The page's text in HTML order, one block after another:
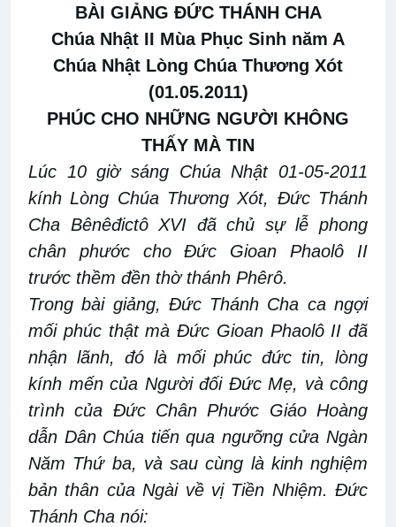
BÀI GIẢNG ĐỨC THÁNH CHA
Chúa Nhật II Mùa Phục Sinh năm A
Chúa Nhật Lòng Chúa Thương Xót
(01.05.2011)
PHÚC CHO NHỮNG NGƯỜI KHÔNG
THẤY MÀ TIN
Lúc 10 giờ sáng Chúa Nhật 01-05-2011
kính Lòng Chúa Thương Xót, Đức Thánh
Cha Bênêđictô XVI đã chủ sự lễ phong
chân phước cho Đức Gioan Phaolô II
trước thềm đền thờ thánh Phêrô.
Trong bài giảng, Đức Thánh Cha ca ngợi
mối phúc thật mà Đức Gioan Phaolô II đã
nhận lãnh, đó là mối phúc đức tin, lòng
kính mến của Người đối Đức Mẹ, và công
trình của Đức Chân Phước Giáo Hoàng
dẫn Dân Chúa tiến qua ngưỡng cửa Ngàn
Năm Thứ ba, và sau cùng là kinh nghiệm
bản thân của Ngài về vị Tiền Nhiệm. Đức
Thánh Cha nói: